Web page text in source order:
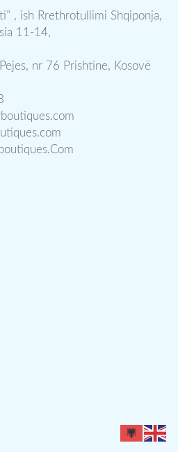
, ish Rrethrotullimi Shqiponja,
11-14,
nr 76 Prishtine, Kosovë